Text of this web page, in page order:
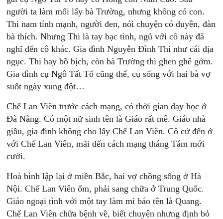
người ta làm mối lấy bà Trường, nhưng không có con.
Thi nam tính mạnh, người đen, nói chuyện có duyên, đàn
bà thích. Nhưng Thi là tay bạc tình, ngủ với cô này đã
nghĩ đến cô khác. Gia đình Nguyễn Đình Thi như cái địa
ngục. Thi hay bồ bịch, còn bà Trường thì ghen ghê gớm.
Gia đình cụ Ngô Tất Tố cũng thế, cụ sống với hai bà vợ
suốt ngày xung đột…
Chế Lan Viên trước cách mạng, có thời gian dạy học ở
Đà Nẵng. Có một nữ sinh tên là Giáo rất mê. Giáo nhà
giầu, gia đình không cho lấy Chế Lan Viên. Cô cứ đến ở
với Chế Lan Viên, mãi đến cách mạng tháng Tám mới
cưới.
Hoà bình lập lại ở miền Bắc, hai vợ chồng sống ở Hà
Nội. Chế Lan Viên ốm, phải sang chữa ở Trung Quốc.
Giáo ngoại tình với một tay làm mi báo tên là Quang.
Chế Lan Viên chữa bệnh về, biết chuyện nhưng định bỏ